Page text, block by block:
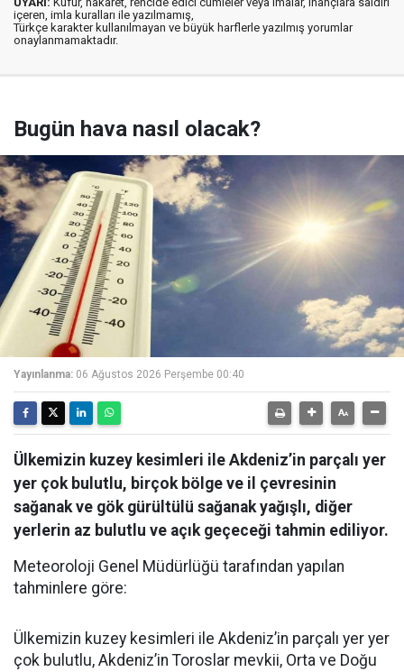
içeren, imla kuralları ile yazılmamış,
Türkçe karakter kullanılmayan ve büyük harflerle yazılmış yorumlar
onaylanmamaktadır.
Bugün hava nasıl olacak?
Yayınlanma: 06 Ağustos 2026 Perşembe 00:40
Ülkemizin kuzey kesimleri ile Akdeniz’in parçalı yer
yer çok bulutlu, birçok bölge ve il çevresinin
sağanak ve gök gürültülü sağanak yağışlı, diğer
yerlerin az bulutlu ve açık geçeceği tahmin ediliyor.
Meteoroloji Genel Müdürlüğü tarafından yapılan
tahminlere göre:
Ülkemizin kuzey kesimleri ile Akdeniz’in parçalı yer yer
çok bulutlu, Akdeniz’in Toroslar mevkii, Orta ve Doğu